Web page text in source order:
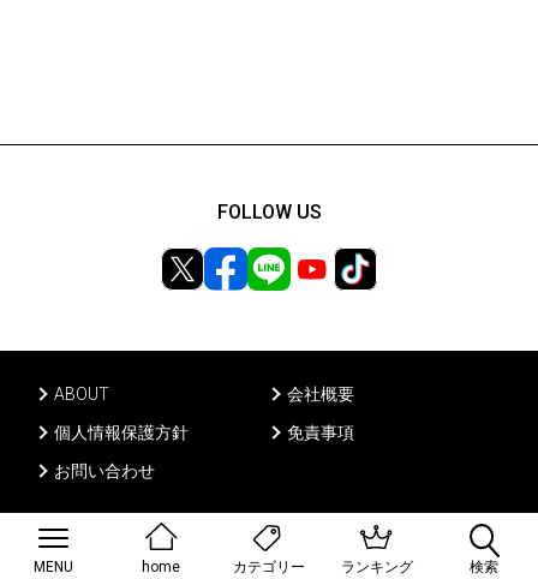
MENU home カテゴリー ランキング 検索
ABOUT
会社概要
個人情報保護方針
免責事項
お問い合わせ
FOLLOW US
Ⓒ PONY CANYON INC, All rights reserved.